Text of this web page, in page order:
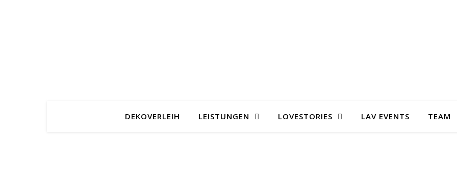
DEKOVERLEIH LEISTUNGEN LOVESTORIES LAV EVENTS TEAM